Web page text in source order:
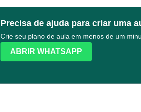
Precisa de ajuda para criar uma
Crie seu plano de aula em menos de um
ABRIR WHATSAPP